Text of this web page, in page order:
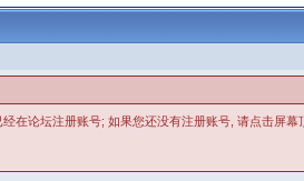
在论坛注册账号; 如果您还没有注册账号, 请点击屏幕